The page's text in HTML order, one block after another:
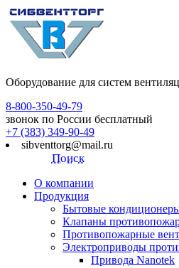
Оборудование для систем
8-800-350-49-79
звонок по России бесплатный
+7 (383) 349-90-49
sibventtorg@mail.ru
Поиск
О компании
Продукция
Бытовые
Клапаны
Противопожарные
Электроприводы
Привода Nanotek